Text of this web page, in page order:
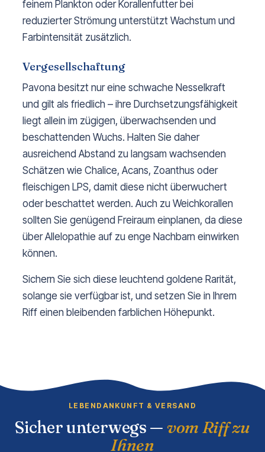
feinem Plankton oder Korallenfutter bei
reduzierter Strömung unterstützt Wachstum und
Farbintensität zusätzlich.
Vergesellschaftung
Pavona besitzt nur eine schwache Nesselkraft
und gilt als friedlich – ihre Durchsetzungsfähigkeit
liegt allein im zügigen, überwachsenden und
beschattenden Wuchs. Halten Sie daher
ausreichend Abstand zu langsam wachsenden
Schätzen wie Chalice, Acans, Zoanthus oder
fleischigen LPS, damit diese nicht überwuchert
oder beschattet werden. Auch zu Weichkorallen
sollten Sie genügend Freiraum einplanen, da diese
über Allelopathie auf zu enge Nachbarn einwirken
können.
Sichern Sie sich diese leuchtend goldene Rarität,
solange sie verfügbar ist, und setzen Sie in Ihrem
Riff einen bleibenden farblichen Höhepunkt.
LEBENDANKUNFT & VERSAND
Sicher unterwegs — vom Riff zu
Ihnen